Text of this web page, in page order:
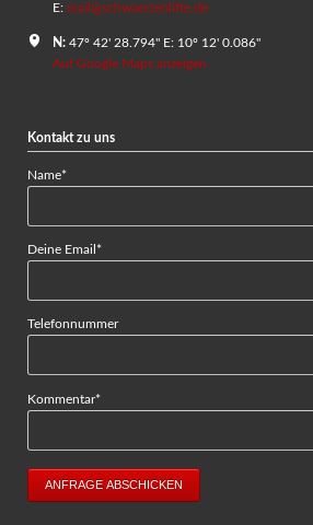
E: mail@schwaerzenlifte.de
N:47º 42' 28.794" E: 10º 12' 0.086"
Auf Google Maps anzeigen
Kontakt zu uns
Pflichtfeld
Name*
Pflichtfeld
Deine Email *
Telefonnummer
Pflichtfeld
Kommentar*
ANFRAGE ABSCHICKEN